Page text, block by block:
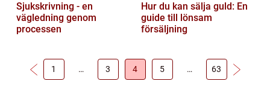
Sjukskrivning - en
vägledning genom
processen
Hur du kan sälja guld: En
guide till lönsam
försäljning
1 … 3 4 5 … 63